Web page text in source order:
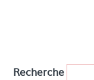
Recherche